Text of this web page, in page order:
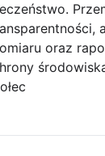
oraz